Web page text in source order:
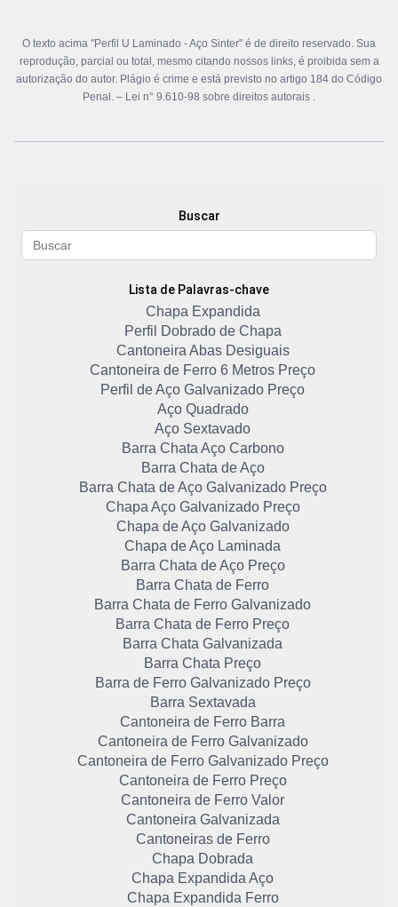
O texto acima "Perfil U Laminado - Aço Sinter" é de direito reservado. Sua
reprodução, parcial ou total, mesmo citando nossos links, é proibida sem a
autorização do autor. Plágio é crime e está previsto no artigo 184 do Código
Penal. – Lei n° 9.610-98 sobre direitos autorais .
Buscar
Lista de Palavras-chave
Chapa Expandida
Perfil Dobrado de Chapa
Cantoneira Abas Desiguais
Cantoneira de Ferro 6 Metros Preço
Perfil de Aço Galvanizado Preço
Aço Quadrado
Aço Sextavado
Barra Chata Aço Carbono
Barra Chata de Aço
Barra Chata de Aço Galvanizado Preço
Chapa Aço Galvanizado Preço
Chapa de Aço Galvanizado
Chapa de Aço Laminada
Barra Chata de Aço Preço
Barra Chata de Ferro
Barra Chata de Ferro Galvanizado
Barra Chata de Ferro Preço
Barra Chata Galvanizada
Barra Chata Preço
Barra de Ferro Galvanizado Preço
Barra Sextavada
Cantoneira de Ferro Barra
Cantoneira de Ferro Galvanizado
Cantoneira de Ferro Galvanizado Preço
Cantoneira de Ferro Preço
Cantoneira de Ferro Valor
Cantoneira Galvanizada
Cantoneiras de Ferro
Chapa Dobrada
Chapa Expandida Aço
Chapa Expandida Ferro